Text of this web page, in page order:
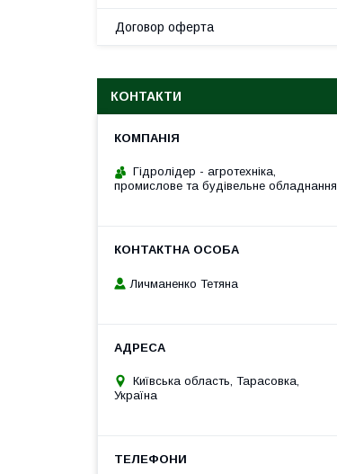
Договор оферта
КОНТАКТИ
Гідролідер - агротехніка,
промислове та будівельне обладнання
Личманенко Тетяна
Київська область, Тарасовка,
Україна